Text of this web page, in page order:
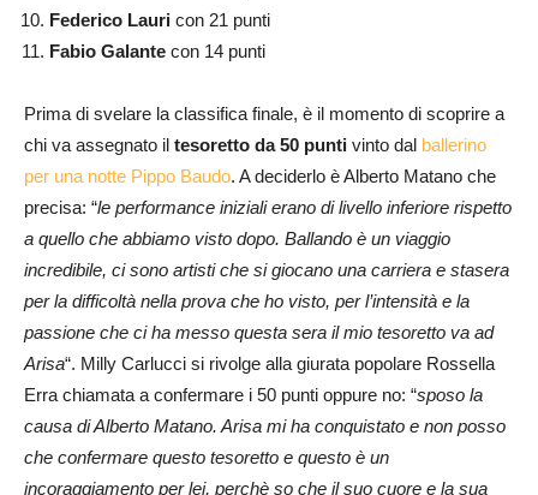
Federico Lauri con 21 punti
Fabio Galante con 14 punti
Prima di svelare la classifica finale, è il momento di scoprire a
chi va assegnato il tesoretto da 50 punti vinto dal ballerino
per una notte Pippo Baudo. A deciderlo è Alberto Matano che
precisa: “le performance iniziali erano di livello inferiore rispetto
a quello che abbiamo visto dopo. Ballando è un viaggio
incredibile, ci sono artisti che si giocano una carriera e stasera
per la difficoltà nella prova che ho visto, per l’intensità e la
passione che ci ha messo questa sera il mio tesoretto va ad
Arisa“. Milly Carlucci si rivolge alla giurata popolare Rossella
Erra chiamata a confermare i 50 punti oppure no: “sposo la
causa di Alberto Matano. Arisa mi ha conquistato e non posso
che confermare questo tesoretto e questo è un
incoraggiamento per lei, perchè so che il suo cuore e la sua